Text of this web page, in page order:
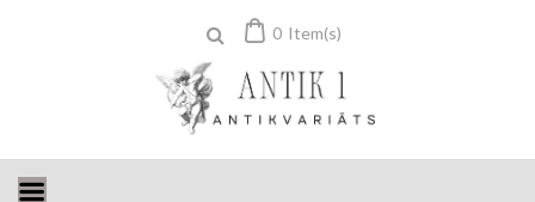
0 Item(s)